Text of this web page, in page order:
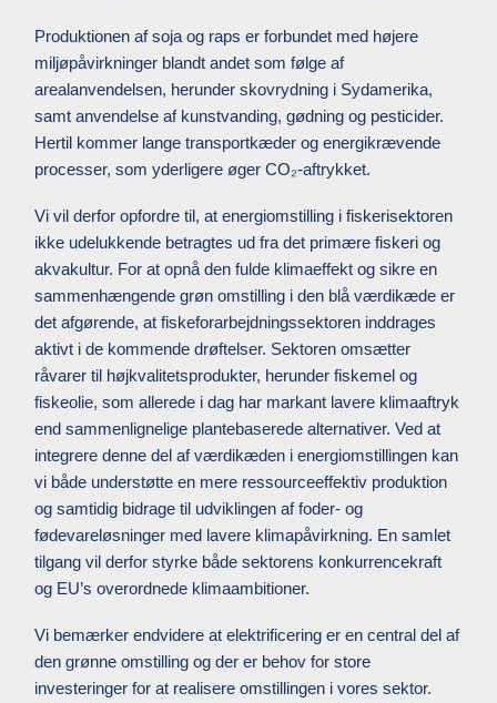
Produktionen af soja og raps er forbundet med højere
miljøpåvirkninger blandt andet som følge af
arealanvendelsen, herunder skovrydning i Sydamerika,
samt anvendelse af kunstvanding, gødning og pesticider.
Hertil kommer lange transportkæder og energikrævende
processer, som yderligere øger CO₂-aftrykket.
Vi vil derfor opfordre til, at energiomstilling i fiskerisektoren
ikke udelukkende betragtes ud fra det primære fiskeri og
akvakultur. For at opnå den fulde klimaeffekt og sikre en
sammenhængende grøn omstilling i den blå værdikæde er
det afgørende, at fiskeforarbejdningssektoren inddrages
aktivt i de kommende drøftelser. Sektoren omsætter
råvarer til højkvalitetsprodukter, herunder fiskemel og
fiskeolie, som allerede i dag har markant lavere klimaaftryk
end sammenlignelige plantebaserede alternativer. Ved at
integrere denne del af værdikæden i energiomstillingen kan
vi både understøtte en mere ressourceeffektiv produktion
og samtidig bidrage til udviklingen af foder- og
fødevareløsninger med lavere klimapåvirkning. En samlet
tilgang vil derfor styrke både sektorens konkurrencekraft
og EU’s overordnede klimaambitioner.
Vi bemærker endvidere at elektrificering er en central del af
den grønne omstilling og der er behov for store
investeringer for at realisere omstillingen i vores sektor.